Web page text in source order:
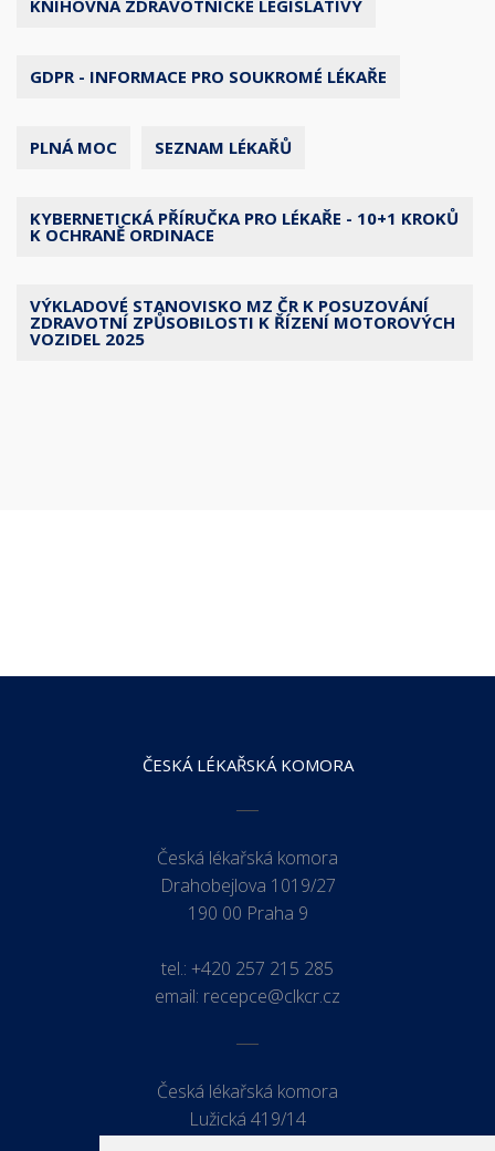
KNIHOVNA ZDRAVOTNICKÉ LEGISLATIVY
GDPR - INFORMACE PRO SOUKROMÉ LÉKAŘE
PLNÁ MOC SEZNAM LÉKAŘŮ
KYBERNETICKÁ PŘÍRUČKA PRO LÉKAŘE - 10+1 KROKŮ
K OCHRANĚ ORDINACE
VÝKLADOVÉ STANOVISKO MZ ČR K POSUZOVÁNÍ
ZDRAVOTNÍ ZPŮSOBILOSTI K ŘÍZENÍ MOTOROVÝCH
VOZIDEL 2025
ČESKÁ LÉKAŘSKÁ KOMORA
Česká lékařská komora
Drahobejlova 1019/27
190 00 Praha 9
tel.: +420 257 215 285
email: recepce@clkcr.cz
Česká lékařská komora
Lužická 419/14